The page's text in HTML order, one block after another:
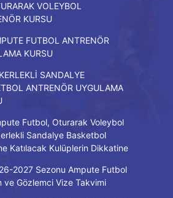
VOLEYBOL
KURSU
FUTBOL ANTRENÖR
KURSU
SANDALYE
ANTRENÖR UYGULAMA
Futbol, Oturarak Voleybol
Sandalye Basketbol
Katılacak Kulüplerin Dikkatine
2027 Sezonu Ampute Futbol
ve Gözlemci Vize Takvimi